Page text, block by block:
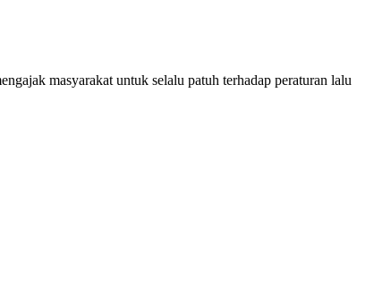
masyarakat untuk selalu patuh terhadap peraturan lalu